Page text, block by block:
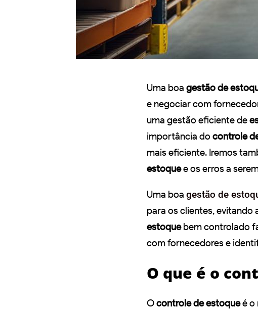
Uma boa gestão de
e negociar com
uma gestão eficiente de
importância do controle
mais eficiente. Iremos
estoquee os erros a
Uma boa gestão de
para os clientes, evitando
estoquebem controlado
com fornecedores e
O que é o
Ocontrole de estoqueé o